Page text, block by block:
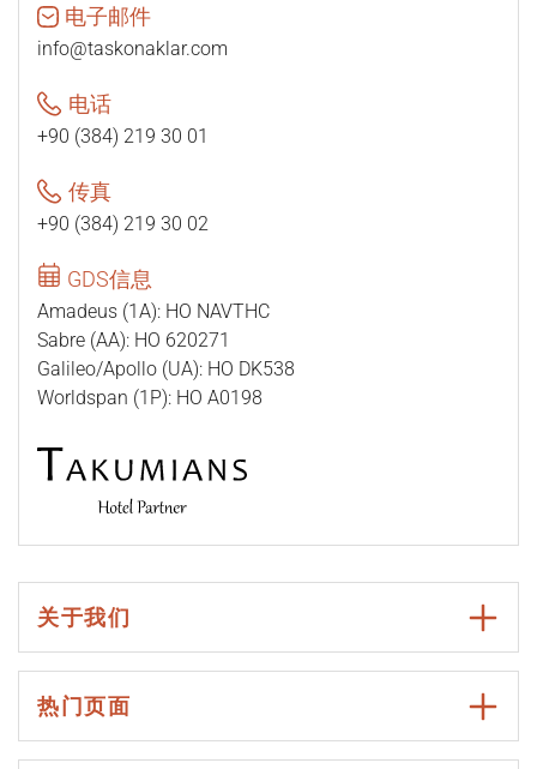
电子邮件
info@taskonaklar.com
电话
+90 (384) 219 30 01
传真
+90 (384) 219 30 02
GDS信息
Amadeus (1A): HO NAVTHC
Sabre (AA): HO 620271
Galileo/Apollo (UA): HO DK538
Worldspan (1P): HO A0198
关于我们
热门页面